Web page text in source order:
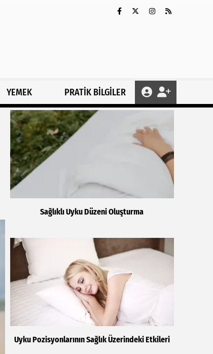
YEMEK PRATİK BİLGİLER
Sağlıklı Uyku Düzeni Oluşturma
Uyku Pozisyonlarının Sağlık Üzerindeki Etkileri